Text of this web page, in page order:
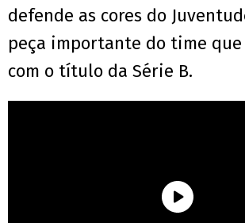
defende as cores do
peça importante do time
com o título da Série B.